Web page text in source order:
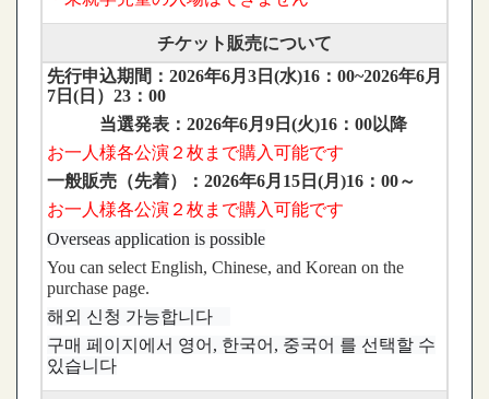
チケット販売について
先行申込期間：2026年6月3日(水)16：00~2026年6月
7日(日）23：00
当選発表：2026年6月9日(火)16：00以降
お一人様各公演２ 枚 まで購入可能です
一般販売（先着）：2026年6月15日(月)16：00～
お一人様各公演２枚まで購入可能です
Overseas application is possible
You can select English, Chinese, and Korean on the
purchase page.
해외 신청 가능합니다
구매 페이지에서 영어, 한국어, 중국어 를 선택할 수
있습니다